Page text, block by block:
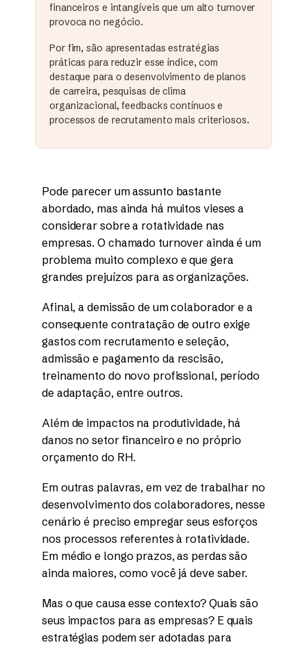
financeiros e intangíveis que um alto turnover
provoca no negócio.
Por fim, são apresentadas estratégias
práticas para reduzir esse índice, com
destaque para o desenvolvimento de planos
de carreira, pesquisas de clima
organizacional, feedbacks contínuos e
processos de recrutamento mais criteriosos.
Pode parecer um assunto bastante
abordado, mas ainda há muitos vieses a
considerar sobre a rotatividade nas
empresas. O chamado turnover ainda é um
problema muito complexo e que gera
grandes prejuízos para as organizações.
Afinal, a demissão de um colaborador e a
consequente contratação de outro exige
gastos com recrutamento e seleção,
admissão e pagamento da rescisão,
treinamento do novo profissional, período
de adaptação, entre outros.
Além de impactos na produtividade, há
danos no setor financeiro e no próprio
orçamento do RH.
Em outras palavras, em vez de trabalhar no
desenvolvimento dos colaboradores, nesse
cenário é preciso empregar seus esforços
nos processos referentes à rotatividade.
Em médio e longo prazos, as perdas são
ainda maiores, como você já deve saber.
Mas o que causa esse contexto? Quais são
seus impactos para as empresas? E quais
estratégias podem ser adotadas para